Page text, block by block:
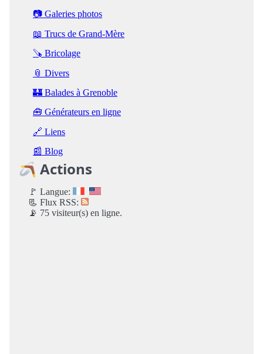
📷 Galeries photos
📖 Trucs de Grand-Mère
🪚 Bricolage
📎 Divers
🏰 Balades à Grenoble
🧰 Générateurs en ligne
🔗 Liens
📰 Blog
🪃 Actions
🚩 Langue:
📃 Flux RSS:
📡 75 visiteur(s) en ligne.